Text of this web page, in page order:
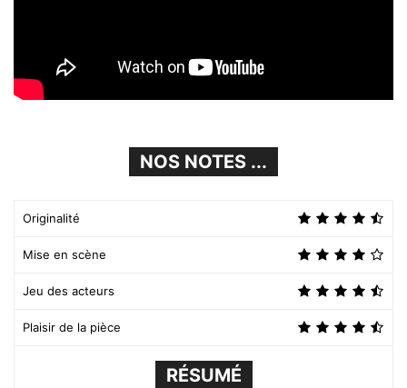
NOS NOTES ...
Originalité
Mise en scène
Jeu des acteurs
Plaisir de la pièce
RÉSUMÉ